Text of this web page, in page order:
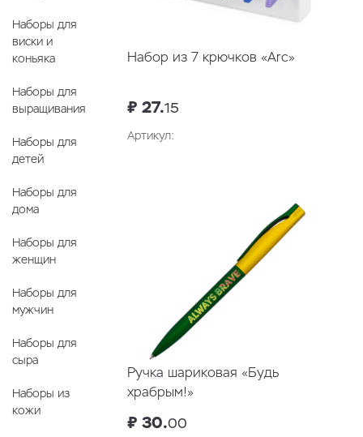
Наборы для
виски и
коньяка
Наборы для
выращивания
Наборы для
детей
Наборы для
дома
Наборы для
женщин
Наборы для
мужчин
Наборы для
сыра
Наборы из
кожи
Набор из 7 крючков «Arc»
₽ 27.15
Артикул:
Ручка шариковая «Будь
храбрым!»
₽ 30.00